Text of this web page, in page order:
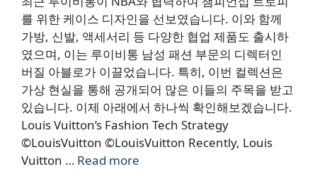
를 위한 케이스 디자인을 선보였습니다. 이와 함께
가방, 신발, 액세서리 등 다양한 협업 제품도 출시하
였으며, 이는 루이비통 남성 패션 부문의 디렉터인
버질 아블로가 이끌었습니다. 특히, 이번 컬렉션은
가상 현실을 통해 공개되어 많은 이들의 주목을 받고
있습니다. 이제 아래에서 하나씩 확인해보겠습니다.
Louis Vuitton’s Fashion Tech Strategy
©LouisVuitton ©LouisVuitton Recently, Louis
Vuitton … Read more